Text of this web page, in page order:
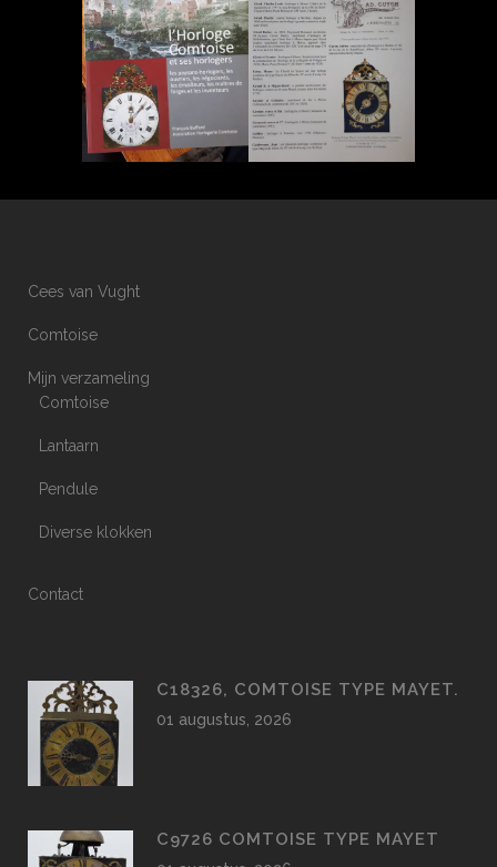
Cees van Vught
Comtoise
Mijn verzameling
Comtoise
Lantaarn
Pendule
Diverse klokken
Contact
C18326, COMTOISE TYPE MAYET.
01 augustus, 2026
C9726 COMTOISE TYPE MAYET